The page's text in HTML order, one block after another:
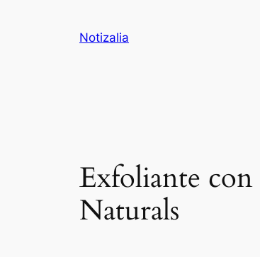
Notizalia
Exfoliante
Naturals